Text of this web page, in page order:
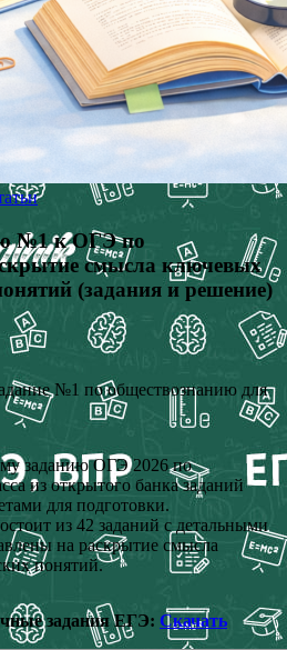
№1 к ОГЭ по
смысла ключевых
(задания и решение)
№1 по обществознанию для
заданию ОГЭ 2026 по
из открытого банка заданий
для подготовки.
из 42 заданий с детальными
на раскрытие смысла
понятий.
задания ЕГЭ: Скачать